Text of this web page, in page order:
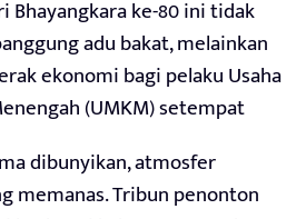
ke-80 ini tidak
adu bakat, melainkan
ekonomi bagi pelaku Usaha
(UMKM) setempat
dibunyikan, atmosfer
memanas. Tribun penonton